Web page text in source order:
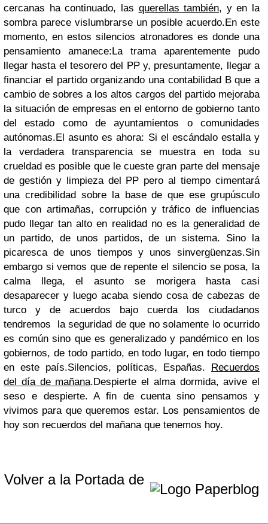
cercanas ha continuado, las querellas también, y en la
sombra parece vislumbrarse un posible acuerdo.En este
momento, en estos silencios atronadores es donde una
pensamiento amanece:La trama aparentemente pudo
llegar hasta el tesorero del PP y, presuntamente, llegar a
financiar el partido organizando una contabilidad B que a
cambio de sobres a los altos cargos del partido mejoraba
la situación de empresas en el entorno de gobierno tanto
del estado como de ayuntamientos o comunidades
autónomas.El asunto es ahora: Si el escándalo estalla y
la verdadera transparencia se muestra en toda su
crueldad es posible que le cueste gran parte del mensaje
de gestión y limpieza del PP pero al tiempo cimentará
una credibilidad sobre la base de que ese grupúsculo
que con artimañas, corrupción y tráfico de influencias
pudo llegar tan alto en realidad no es la generalidad de
un partido, de unos partidos, de un sistema. Sino la
picaresca de unos tiempos y unos sinvergüenzas.Sin
embargo si vemos que de repente el silencio se posa, la
calma llega, el asunto se morigera hasta casi
desaparecer y luego acaba siendo cosa de cabezas de
turco y de acuerdos bajo cuerda los ciudadanos
tendremos la seguridad de que no solamente lo ocurrido
es común sino que es generalizado y pandémico en los
gobiernos, de todo partido, en todo lugar, en todo tiempo
en este país.Silencios, políticas, Españas. Recuerdos
del día de mañana.Despierte el alma dormida, avive el
seso e despierte. A fin de cuenta sino pensamos y
vivimos para que queremos estar. Los pensamientos de
hoy son recuerdos del mañana que tenemos hoy.
Volver a la Portada de